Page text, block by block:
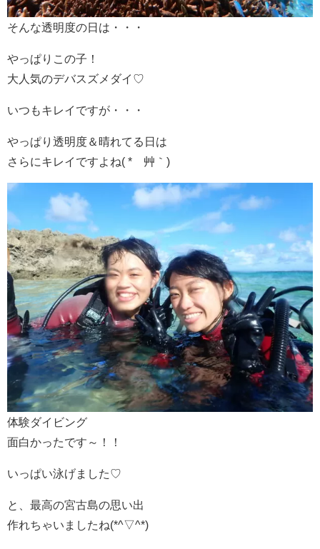
そんな透明度の日は・・・
やっぱりこの子！
大人気のデバスズメダイ♡
いつもキレイですが・・・
やっぱり透明度＆晴れてる日は
さらにキレイですよね( *´艸｀)
体験ダイビング
面白かったです～！！
いっぱい泳げました♡
と、最高の宮古島の思い出
作れちゃいましたね(*^▽^*)